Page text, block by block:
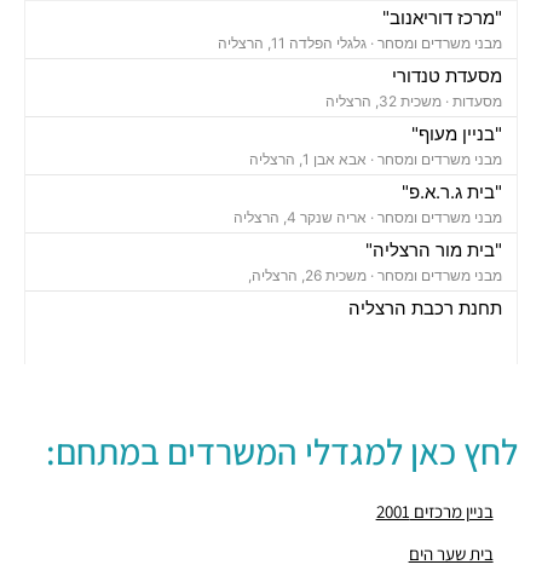
"מרכז דוריאנוב"
מבני משרדים ומסחר · גלגלי הפלדה 11, הרצליה
מסעדת טנדורי
מסעדות · משכית 32, הרצליה
"בניין מעוף"
מבני משרדים ומסחר · אבא אבן 1, הרצליה
"בית ג.ר.א.פ"
מבני משרדים ומסחר · אריה שנקר 4, הרצליה
"בית מור הרצליה"
מבני משרדים ומסחר · משכית 26, הרצליה,
תחנת רכבת הרצליה
חניונים ·5R65+MG הרצליה
חניונים ·גלגלי הפלדה 11, הרצליה
מבני משרדים ומסחר ·
לחץ כאן למגדלי המשרדים במתחם:
בניין מרכזים 2001
בית שער הים